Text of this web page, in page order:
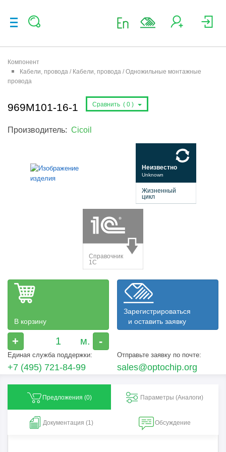
Компонент
Кабели, провода / Кабели, провода / Одножильные монтажные
провода
969M101-16-1 Сравнить ( 0 )
Производитель: Cicoil
В корзину
+ -
Зарегистрироваться
и оставить заявку
Единая служба поддержки:
+7 (495) 721-84-99
Отправьте заявку по почте:
sales@optochip.org
Предложения (0) Параметры (Aналоги)
Документация (1) Обсуждение